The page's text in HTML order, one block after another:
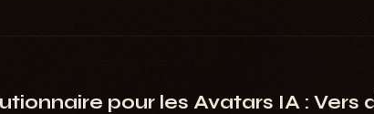
pour les Avatars IA : Vers